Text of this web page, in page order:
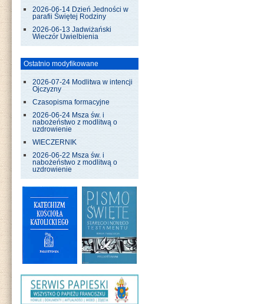
2026-06-14 Dzień Jedności w
parafii Świętej Rodziny
2026-06-13 Jadwiżański
Wieczór Uwielbienia
Ostatnio modyfikowane
2026-07-24 Modlitwa w intencji
Ojczyzny
Czasopisma formacyjne
2026-06-24 Msza św. i
nabożeństwo z modlitwą o
uzdrowienie
WIECZERNIK
2026-06-22 Msza św. i
nabożeństwo z modlitwą o
uzdrowienie